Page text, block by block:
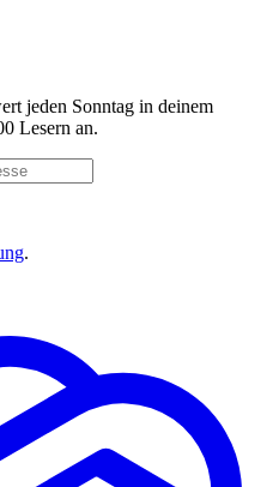
jeden Sonntag in deinem
Lesern an.
.